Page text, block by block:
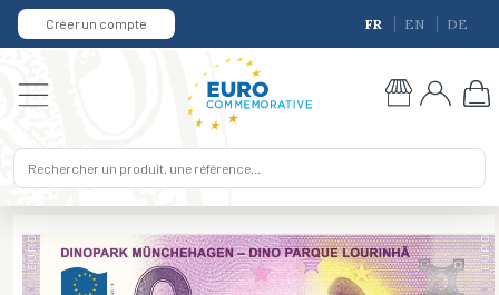
Créer un compte FR EN DE